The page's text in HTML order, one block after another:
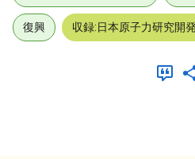
復興 収録:日本原子力研究開